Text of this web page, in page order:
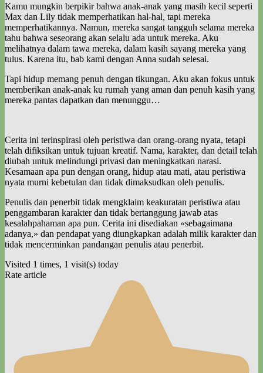
Kamu mungkin berpikir bahwa anak-anak yang masih kecil seperti
Max dan Lily tidak memperhatikan hal-hal, tapi mereka
memperhatikannya. Namun, mereka sangat tangguh selama mereka
tahu bahwa seseorang akan selalu ada untuk mereka. Aku
melihatnya dalam tawa mereka, dalam kasih sayang mereka yang
tulus. Karena itu, bab kami dengan Anna sudah selesai.
Tapi hidup memang penuh dengan tikungan. Aku akan fokus untuk
memberikan anak-anak ku rumah yang aman dan penuh kasih yang
mereka pantas dapatkan dan menunggu…
Cerita ini terinspirasi oleh peristiwa dan orang-orang nyata, tetapi
telah difiksikan untuk tujuan kreatif. Nama, karakter, dan detail telah
diubah untuk melindungi privasi dan meningkatkan narasi.
Kesamaan apa pun dengan orang, hidup atau mati, atau peristiwa
nyata murni kebetulan dan tidak dimaksudkan oleh penulis.
Penulis dan penerbit tidak mengklaim keakuratan peristiwa atau
penggambaran karakter dan tidak bertanggung jawab atas
kesalahpahaman apa pun. Cerita ini disediakan «sebagaimana
adanya,» dan pendapat yang diungkapkan adalah milik karakter dan
tidak mencerminkan pandangan penulis atau penerbit.
Visited 1 times, 1 visit(s) today
Rate article